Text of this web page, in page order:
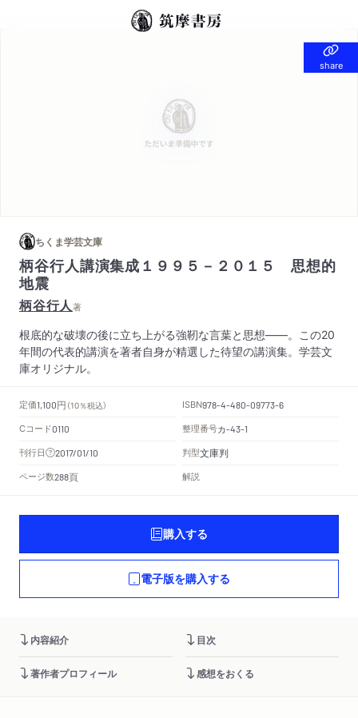
share
share
ちくま学芸文庫
柄谷行人講演集成１９９５－２０１５ 思想的
地震
柄谷行人著
根底的な破壊の後に立ち上がる強靭な言葉と思想――。この20
年間の代表的講演を著者自身が精選した待望の講演集。学芸文
庫オリジナル。
定価1,100円 （10％税込） ISBN978-4-480-09773-6
Cコード0110 整理番号カ-43-1
刊行日 2017/01/10 判型文庫判
ページ数288頁 解説
購入する
電子版を購入する
内容紹介 目次
著作者プロフィール 感想をおくる